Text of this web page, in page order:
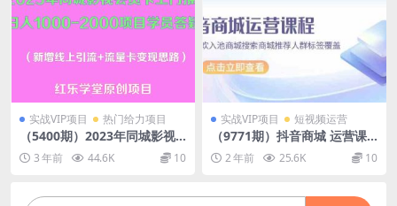
实战VIP项目 热门给力项目
（5400期）2023年同城影视
会员卡上门推销日入1000-200
0项目变现新玩法及学员答疑
3 年前 44.6K 10
实战VIP项目 短视频运营
（9771期）抖音商城 运营课
程，猜你喜欢入池商城搜索商
城推荐人群标签覆盖（67节
2 年前 25.6K 10